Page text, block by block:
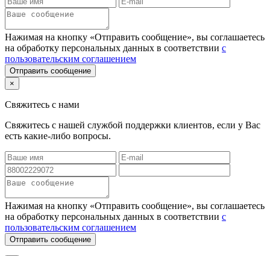
Нажимая на кнопку «Отправить сообщение», вы соглашаетесь
на обработку персональных данных в соответствии с
пользовательским соглашением
Отправить сообщение
×
Свяжитесь с нами
Свяжитесь с нашей службой поддержки клиентов, если у Вас
есть какие-либо вопросы.
Нажимая на кнопку «Отправить сообщение», вы соглашаетесь
на обработку персональных данных в соответствии с
пользовательским соглашением
Отправить сообщение